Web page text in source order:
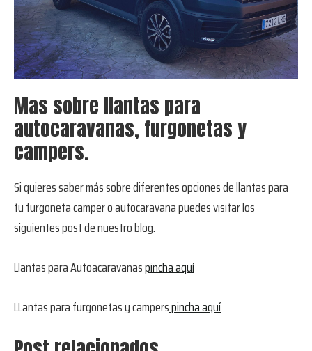
Mas sobre llantas para
autocaravanas, furgonetas y
campers.
Si quieres saber más sobre diferentes opciones de llantas para
tu furgoneta camper o autocaravana puedes visitar los
siguientes post de nuestro blog.
Llantas para Autoacaravanaspincha aquí
LLantas para furgonetas y camperspincha aquí